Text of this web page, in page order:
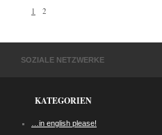
1 2
SOZIALE NETZWERKE
KATEGORIEN
…in english please!